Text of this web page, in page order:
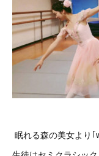
眠れる森の美女より｢